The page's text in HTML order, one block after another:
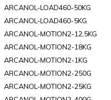
ARCANOL-LOAD460-50KG
ARCANOL-LOAD460-5KG
ARCANOL-MOTION2-12,5KG
ARCANOL-MOTION2-18KG
ARCANOL-MOTION2-1KG
ARCANOL-MOTION2-250G
ARCANOL-MOTION2-25KG